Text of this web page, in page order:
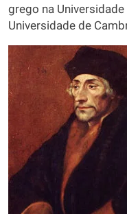
grego na
Universidade de